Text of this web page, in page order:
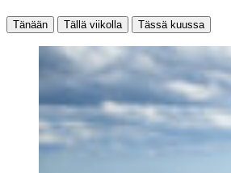
Tänään Tällä viikolla Tässä kuussa